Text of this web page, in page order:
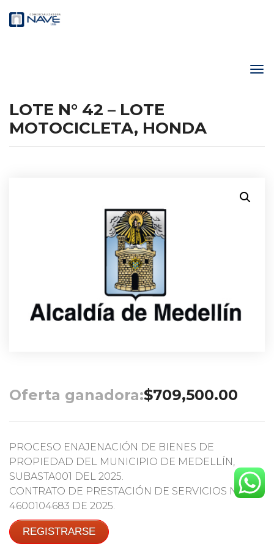
LOTE N° 42 – LOTE
MOTOCICLETA, HONDA
Oferta ganadora:$709,500.00
PROCESO ENAJENACIÓN DE BIENES DE
PROPIEDAD DEL MUNICIPIO DE MEDELLÍN,
SUBASTA001 DEL 2025.
CONTRATO DE PRESTACIÓN DE SERVICIOS No.
4600104683 DE 2025.
REGISTRARSE